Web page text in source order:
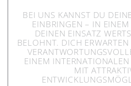
BEI UNS KANNST DU
EINBRINGEN – IN
DEINEN EINSATZ
BELOHNT. DICH
EINEM
MIT